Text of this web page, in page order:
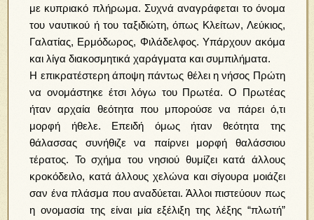
με κυπριακό πλήρωμα. Συχνά αναγράφεται το όνομα
του ναυτικού ή του ταξιδιώτη, όπως Κλείτων, Λεύκιος,
Γαλατίας, Ερμόδωρος, Φιλάδελφος. Υπάρχουν ακόμα
και λίγα διακοσμητικά χαράγματα και συμπιλήματα.
Η επικρατέστερη άποψη πάντως θέλει η νήσος Πρώτη
να ονομάστηκε έτσι λόγω του Πρωτέα. Ο Πρωτέας
ήταν αρχαία θεότητα που μπορούσε να πάρει ό,τι
μορφή ήθελε. Επειδή όμως ήταν θεότητα της
θάλασσας συνήθιζε να παίρνει μορφή θαλάσσιου
τέρατος. Το σχήμα του νησιού θυμίζει κατά άλλους
κροκόδειλο, κατά άλλους χελώνα και σίγουρα μοιάζει
σαν ένα πλάσμα που αναδύεται. Άλλοι πιστεύουν πως
η ονομασία της είναι μία εξέλιξη της λέξης “πλωτή”